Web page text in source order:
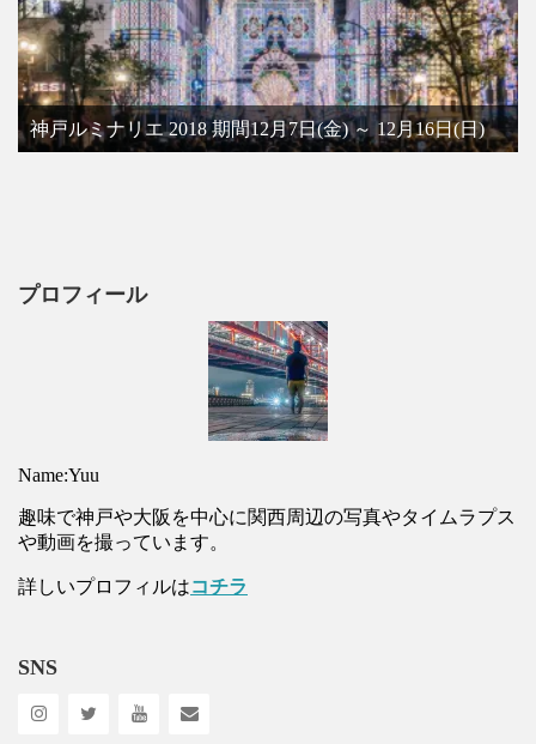
神戸ルミナリエ 2018 期間12月7日(金) ～ 12月16日(日)
プロフィール
Name:Yuu
趣味で神戸や大阪を中心に関西周辺の写真やタイムラプス
や動画を撮っています。
詳しいプロフィルはコチラ
SNS